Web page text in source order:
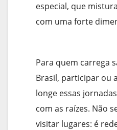
especial, que
com uma forte
Para quem carrega
Brasil, participar ou
longe essas
com as raízes. Não
visitar lugares: é